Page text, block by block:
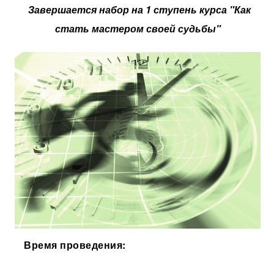
Завершается набор на 1 ступень курса "Как
стать мастером своей судьбы"
Время проведения: